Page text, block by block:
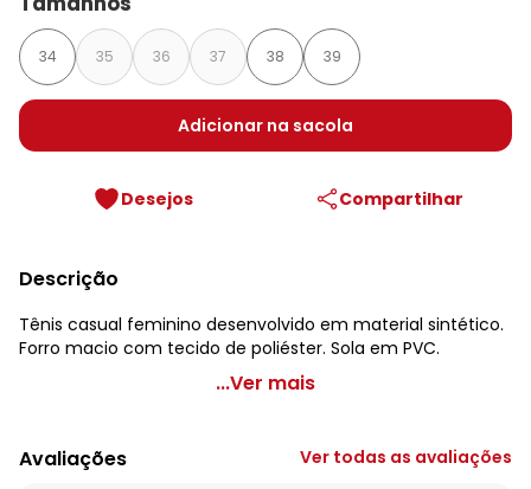
34 35 36 37 38 39
Adicionar na sacola
Desejos Compartilhar
Descrição
Tênis casual feminino desenvolvido em material sintético.
Forro macio com tecido de poliéster. Sola em PVC.
Perfecta - Tênis Casual Branco com Sola Preta
Tecido: Sintético
Composição: Sintetico/pvc
...Ver mais
Avaliações Ver todas as avaliações